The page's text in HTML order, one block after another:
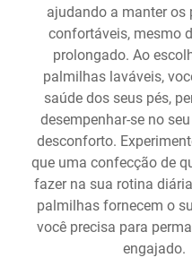
ajudando a manter os
confortáveis, mesmo
prolongado. Ao
palmilhas laváveis,
saúde dos seus pés,
desempenhar-se no
desconforto.
que uma confecção de
fazer na sua rotina
palmilhas fornecem o
você precisa para
engajado.